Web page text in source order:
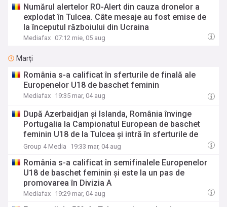
Numărul alertelor RO-Alert din cauza dronelor a
explodat în Tulcea. Câte mesaje au fost emise de
la începutul războiului din Ucraina
Mediafax 07:12 mie, 05 aug
Marți
România s-a calificat în sferturile de finală ale
Europenelor U18 de baschet feminin
Mediafax 19:35 mar, 04 aug
După Azerbaidjan și Islanda, România învinge
Portugalia la Campionatul European de baschet
feminin U18 de la Tulcea și intră în sferturile de
finală
Group 4 Media 19:33 mar, 04 aug
România s-a calificat în semifinalele Europenelor
U18 de baschet feminin și este la un pas de
promovarea în Divizia A
Mediafax 19:29 mar, 04 aug